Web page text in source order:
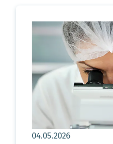
Aktualisierungsdatum:
04.05.2026